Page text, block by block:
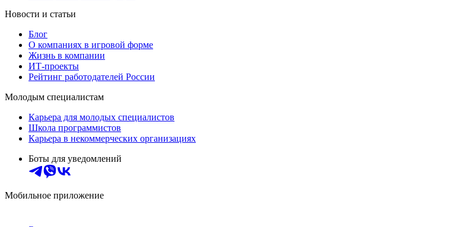
Новости и статьи
Блог
О компаниях в игровой форме
Жизнь в компании
ИТ-проекты
Рейтинг работодателей России
Молодым специалистам
Карьера для молодых специалистов
Школа программистов
Карьера в некоммерческих организациях
Боты для уведомлений
Мобильное приложение